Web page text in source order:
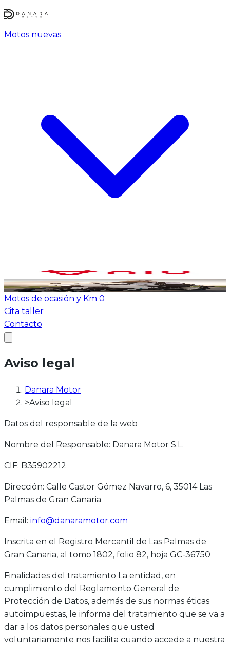
Motos nuevas
Ver todas las motos
ATV-Quad
Motos de ocasión y Km 0
Cita taller
Contacto
Aviso legal
Danara Motor
>Aviso legal
Datos del responsable de la web
Nombre del Responsable: Danara Motor S.L.
CIF: B35902212
Dirección: Calle Castor Gómez Navarro, 6, 35014 Las
Palmas de Gran Canaria
Email: info@danaramotor.com
Inscrita en el Registro Mercantil de Las Palmas de
Gran Canaria, al tomo 1802, folio 82, hoja GC-36750
Finalidades del tratamiento La entidad, en
cumplimiento del Reglamento General de
Protección de Datos, además de sus normas éticas
autoimpuestas, le informa del tratamiento que se va a
dar a los datos personales que usted
voluntariamente nos facilita cuando accede a nuestra